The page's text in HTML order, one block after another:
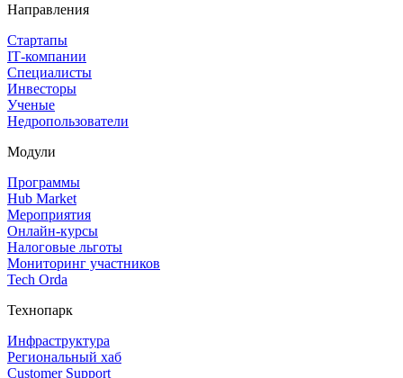
Направления
Стартапы
IT‑компании
Специалисты
Инвесторы
Ученые
Недропользователи
Модули
Программы
Hub Market
Мероприятия
Онлайн‑курсы
Налоговые льготы
Мониторинг участников
Tech Orda
Технопарк
Инфраструктура
Региональный хаб
Customer Support